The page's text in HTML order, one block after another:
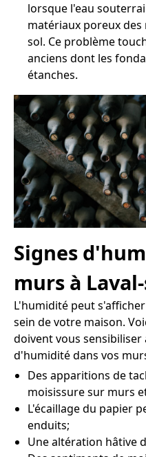
lorsque l'eau
matériaux poreux
sol. Ce problème
anciens dont les
étanches.
Signes
murs à
L'humidité peut
sein de votre maison.
doivent vous
d'humidité dans vos
Des apparitions de
moisissure sur murs
L'écaillage du papier
enduits;
Une altération hâtive